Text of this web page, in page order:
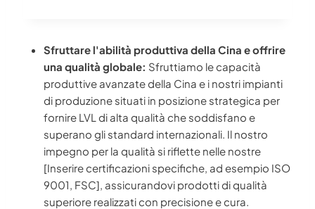
Sfruttare l'abilità produttiva della Cina e offrire
una qualità globale: Sfruttiamo le capacità
produttive avanzate della Cina e i nostri impianti
di produzione situati in posizione strategica per
fornire LVL di alta qualità che soddisfano e
superano gli standard internazionali. Il nostro
impegno per la qualità si riflette nelle nostre
[Inserire certificazioni specifiche, ad esempio ISO
9001, FSC], assicurandovi prodotti di qualità
superiore realizzati con precisione e cura.